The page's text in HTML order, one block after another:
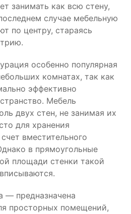
занимать как всю стену,
случае мебельную
по центру, стараясь
особенно популярная
комнатах, так как
эффективно
Мебель
двух стен, не занимая их
для хранения
вместительного
в прямоугольные
площади стенки такой
— предназначена
просторных помещений,